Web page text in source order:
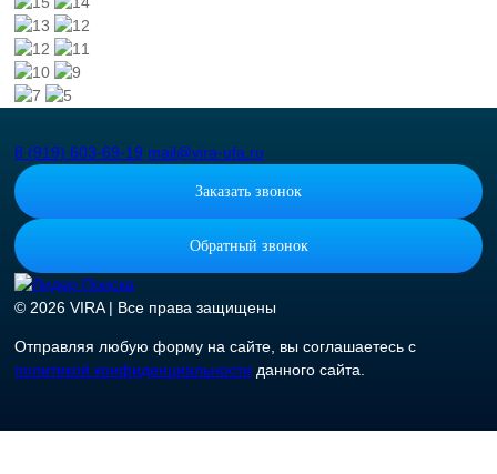
8 (919) 603-69-19 mail@vira-ufa.ru
Заказать звонок
Обратный звонок
© 2026 VIRA | Все права защищены
Отправляя любую форму на сайте, вы соглашаетесь с
политикой конфиденциальности данного сайта.